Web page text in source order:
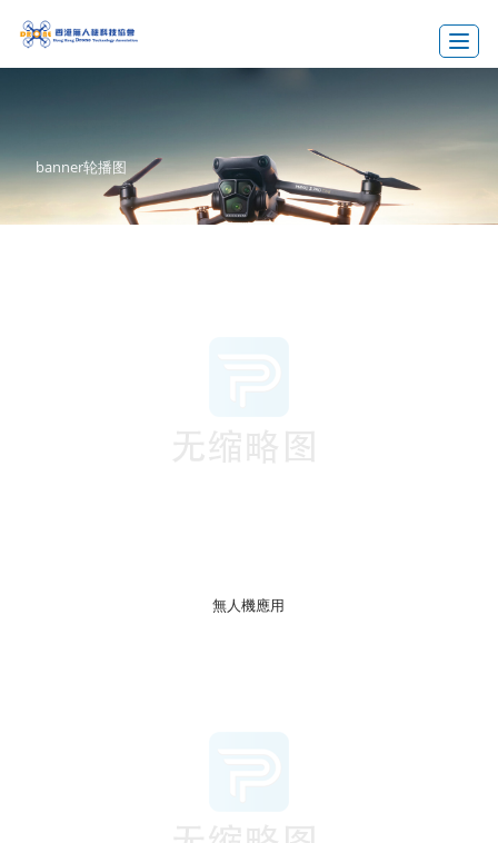
banner轮播图
無人機應用